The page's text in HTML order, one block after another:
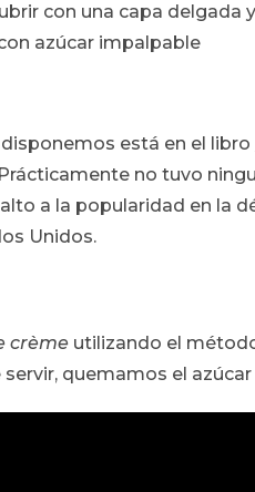
con una capa delgada
azúcar impalpable
está en el libro
no tuvo
a la popularidad en la
Unidos.
crème utilizando el
quemamos el